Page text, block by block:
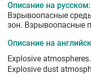
Описание на русском:
Взрывоопасные
зон. Взрывоопасные
Описание на
Explosive
Explosive dust